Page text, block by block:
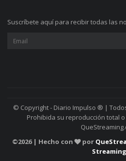
Suscríbete aquí para recibir todas las
© Copyright - Diario Impulso ® |
Prohibida su reproducción total
©2026 | Hecho con por
Streaming